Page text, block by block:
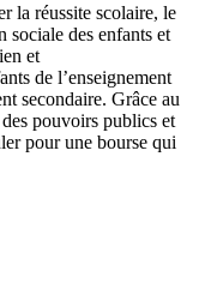
la réussite scolaire, le
sociale des enfants et
et
de l’enseignement
secondaire. Grâce au
pouvoirs publics et
pour une bourse qui